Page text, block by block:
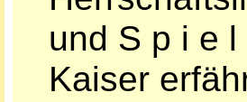
und S p i e
Kaiser